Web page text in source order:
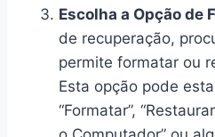
Escolha a Opção de
de recuperação,
permite formatar ou
Esta opção pode
“Formatar”,